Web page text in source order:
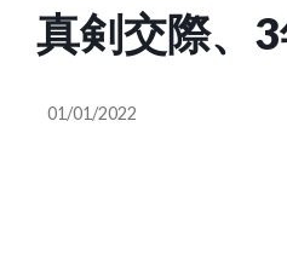
真剣交際、
匂わせも?
01/01/2022